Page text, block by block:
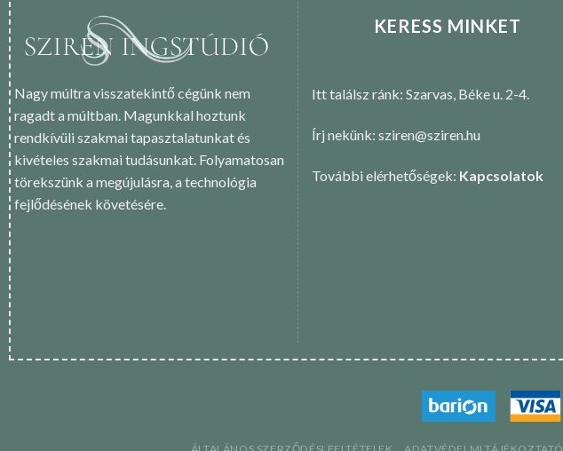
Nagy múltra visszatekintő cégünk nem
ragadt a múltban. Magunkkal hoztunk
rendkívüli szakmai tapasztalatunkat és
kivételes szakmai tudásunkat. Folyamatosan
törekszünk a megújulásra, a technológia
fejlődésének követésére.
KERESS MINKET
Itt találsz ránk: Szarvas, Béke u. 2-4.
Írj nekünk: sziren@sziren.hu
További elérhetőségek: Kapcsolatok